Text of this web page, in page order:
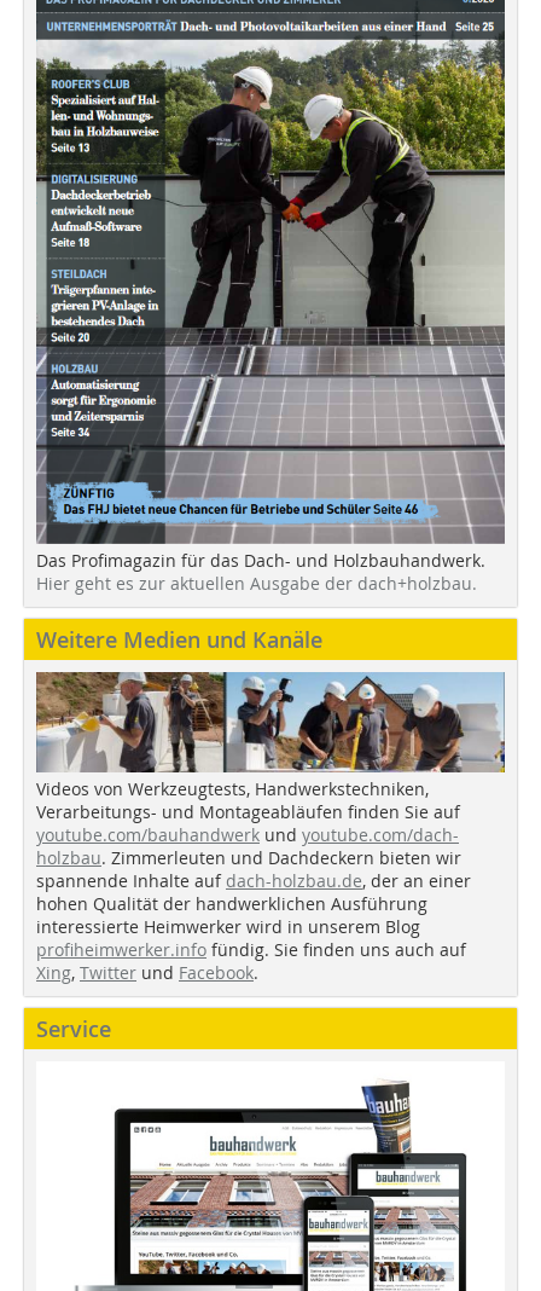
Das Profimagazin für das Dach- und Holzbauhandwerk.
Hier geht es zur aktuellen Ausgabe der dach+holzbau.
Weitere Medien und Kanäle
Videos von Werkzeugtests, Handwerkstechniken,
Verarbeitungs- und Montageabläufen finden Sie auf
youtube.com/bauhandwerk und youtube.com/dach-
holzbau. Zimmerleuten und Dachdeckern bieten wir
spannende Inhalte auf dach-holzbau.de, der an einer
hohen Qualität der handwerklichen Ausführung
interessierte Heimwerker wird in unserem Blog
profiheimwerker.info fündig. Sie finden uns auch auf
Xing, Twitter und Facebook.
Service